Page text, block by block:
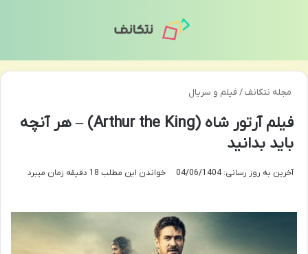
مجله نتکانف/ فیلم و سریال
فیلم آرتور شاه (Arthur the King) – هر آنچه
باید بدانید
آخرین به روز رسانی: 04/06/1404 خواندن این مطلب 18 دقیقه زمان میبرد